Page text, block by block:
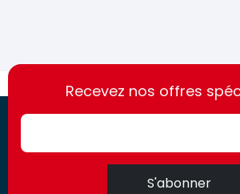
https://france-
access.fr
https://france-
access.fr
Recevez nos offres
S'abonner